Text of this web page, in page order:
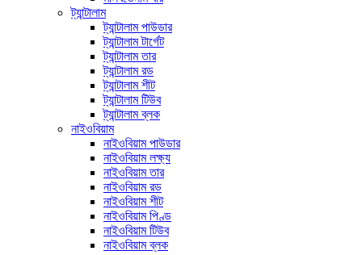
ট্যান্টালাম
ট্যান্টালাম পাউডার
ট্যান্টালাম টার্গেট
ট্যান্টালাম তার
ট্যান্টালাম রড
ট্যান্টালাম শীট
ট্যান্টালাম টিউব
ট্যান্টালাম ব্লক
নাইওবিয়াম
নাইওবিয়াম পাউডার
নাইওবিয়াম লক্ষ্য
নাইওবিয়াম তার
নাইওবিয়াম রড
নাইওবিয়াম শীট
নাইওবিয়াম পিণ্ড
নাইওবিয়াম টিউব
নাইওবিয়াম ব্লক